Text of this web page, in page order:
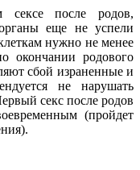
после родов,
еще не успели
нужно не менее
окончании родового
сбой израненные и
не нарушать
секс после родов
(пройдет